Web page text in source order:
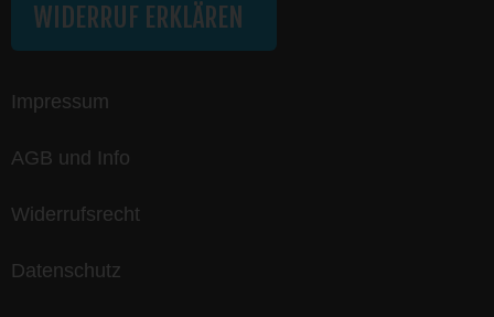
WIDERRUF ERKLÄREN
Impressum
AGB und Info
Widerrufsrecht
Datenschutz